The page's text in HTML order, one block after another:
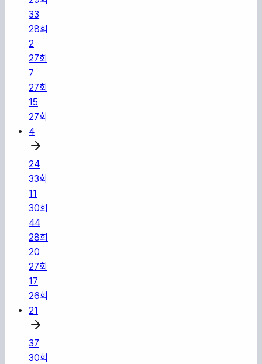
33
28회
2
27회
7
27회
15
27회
4
24
33회
11
30회
44
28회
20
27회
17
26회
21
37
30회